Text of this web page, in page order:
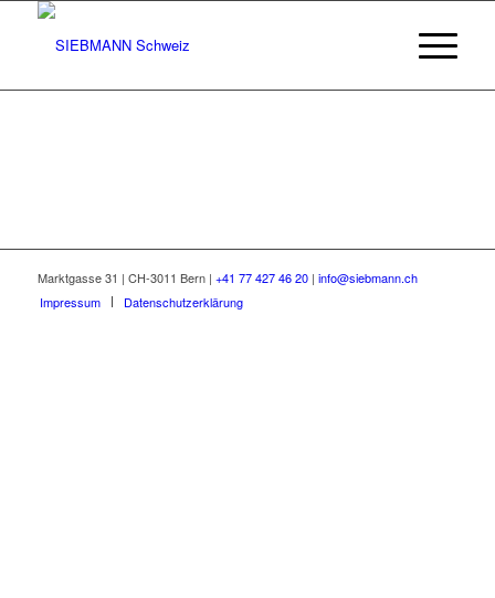
Marktgasse 31 | CH-3011 Bern | +41 77 427 46 20| info@siebmann.ch
Impressum
Datenschutzerklärung